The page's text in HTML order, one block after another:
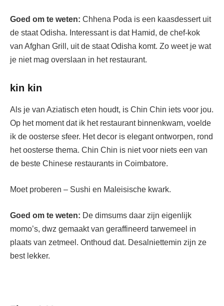
Goed om te weten: Chhena Poda is een kaasdessert uit
de staat Odisha. Interessant is dat Hamid, de chef-kok
van Afghan Grill, uit de staat Odisha komt. Zo weet je wat
je niet mag overslaan in het restaurant.
kin kin
Als je van Aziatisch eten houdt, is Chin Chin iets voor jou.
Op het moment dat ik het restaurant binnenkwam, voelde
ik de oosterse sfeer. Het decor is elegant ontworpen, rond
het oosterse thema. Chin Chin is niet voor niets een van
de beste Chinese restaurants in Coimbatore.
Moet proberen – Sushi en Maleisische kwark.
Goed om te weten: De dimsums daar zijn eigenlijk
momo’s, dwz gemaakt van geraffineerd tarwemeel in
plaats van zetmeel. Onthoud dat. Desalniettemin zijn ze
best lekker.